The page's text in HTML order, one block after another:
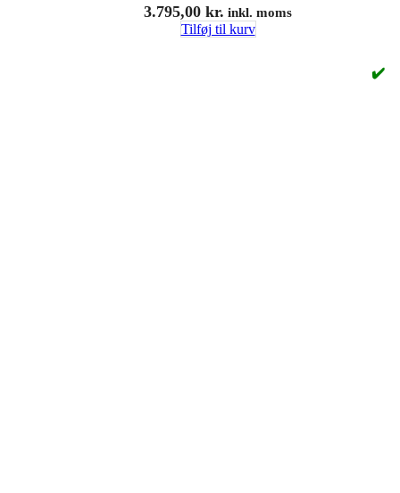
3.795,00 kr. inkl. moms
Tilføj til kurv
✔️